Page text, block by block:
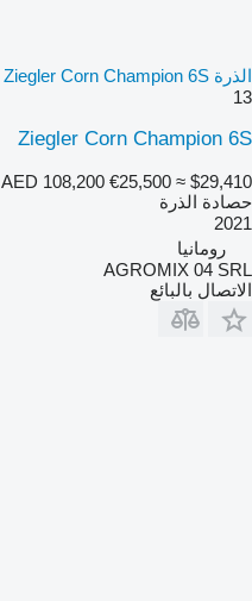
الذرة Ziegler Corn Champion 6S
13
Ziegler Corn Champion 6S
AED 108,200 €25,500 ≈ $29,410
حصادة الذرة
2021
رومانيا
AGROMIX 04 SRL
الاتصال بالبائع